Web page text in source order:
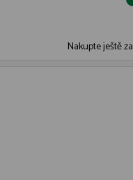
Nakupte ještě za